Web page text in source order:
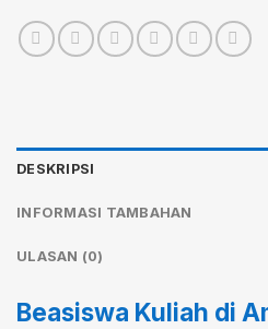
DESKRIPSI
INFORMASI TAMBAHAN
ULASAN (0)
Beasiswa Kuliah di